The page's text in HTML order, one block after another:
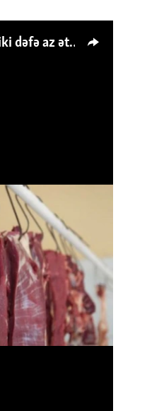
Azərbaycanlı avropalıdan iki dəfə az ət yeyir, amma... 'Qiymət artımı qaçılmazdır'
available